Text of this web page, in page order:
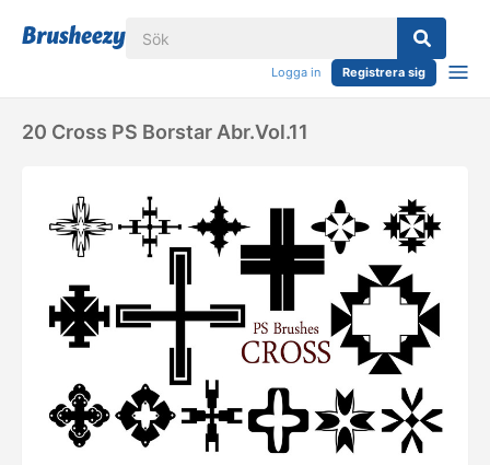
Logga in Registrera sig
20 Cross PS Borstar Abr.Vol.11